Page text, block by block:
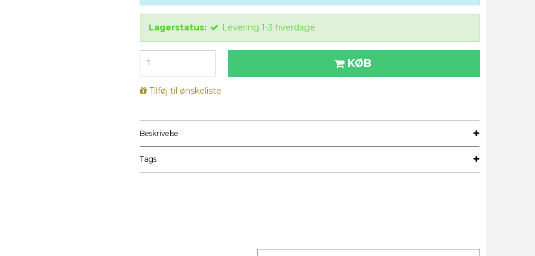
Lagerstatus: Levering 1-3 hverdage
KØB
Tilføj til ønskeliste
Beskrivelse
Tags